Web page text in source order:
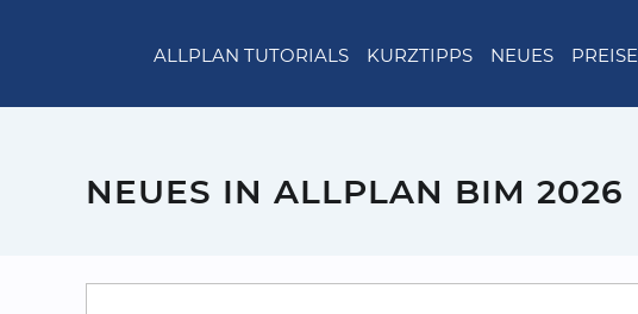
ALLPLAN TUTORIALS KURZTIPPS NEUES PREISE
NEUES IN ALLPLAN BIM 2026